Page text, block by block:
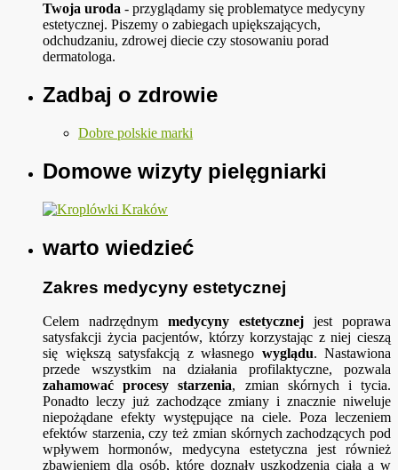
Twoja uroda - przyglądamy się problematyce medycyny
estetycznej. Piszemy o zabiegach upiększających,
odchudzaniu, zdrowej diecie czy stosowaniu porad
dermatologa.
Zadbaj o zdrowie
Dobre polskie marki
Domowe wizyty pielęgniarki
warto wiedzieć
Zakres medycyny estetycznej
Celem nadrzędnym medycyny estetycznej jest poprawa
satysfakcji życia pacjentów, którzy korzystając z niej cieszą
się większą satysfakcją z własnego wyglądu. Nastawiona
przede wszystkim na działania profilaktyczne, pozwala
zahamować procesy starzenia, zmian skórnych i tycia.
Ponadto leczy już zachodzące zmiany i znacznie niweluje
niepożądane efekty występujące na ciele. Poza leczeniem
efektów starzenia, czy też zmian skórnych zachodzących pod
wpływem hormonów, medycyna estetyczna jest również
zbawieniem dla osób, które doznały uszkodzenia ciała a w